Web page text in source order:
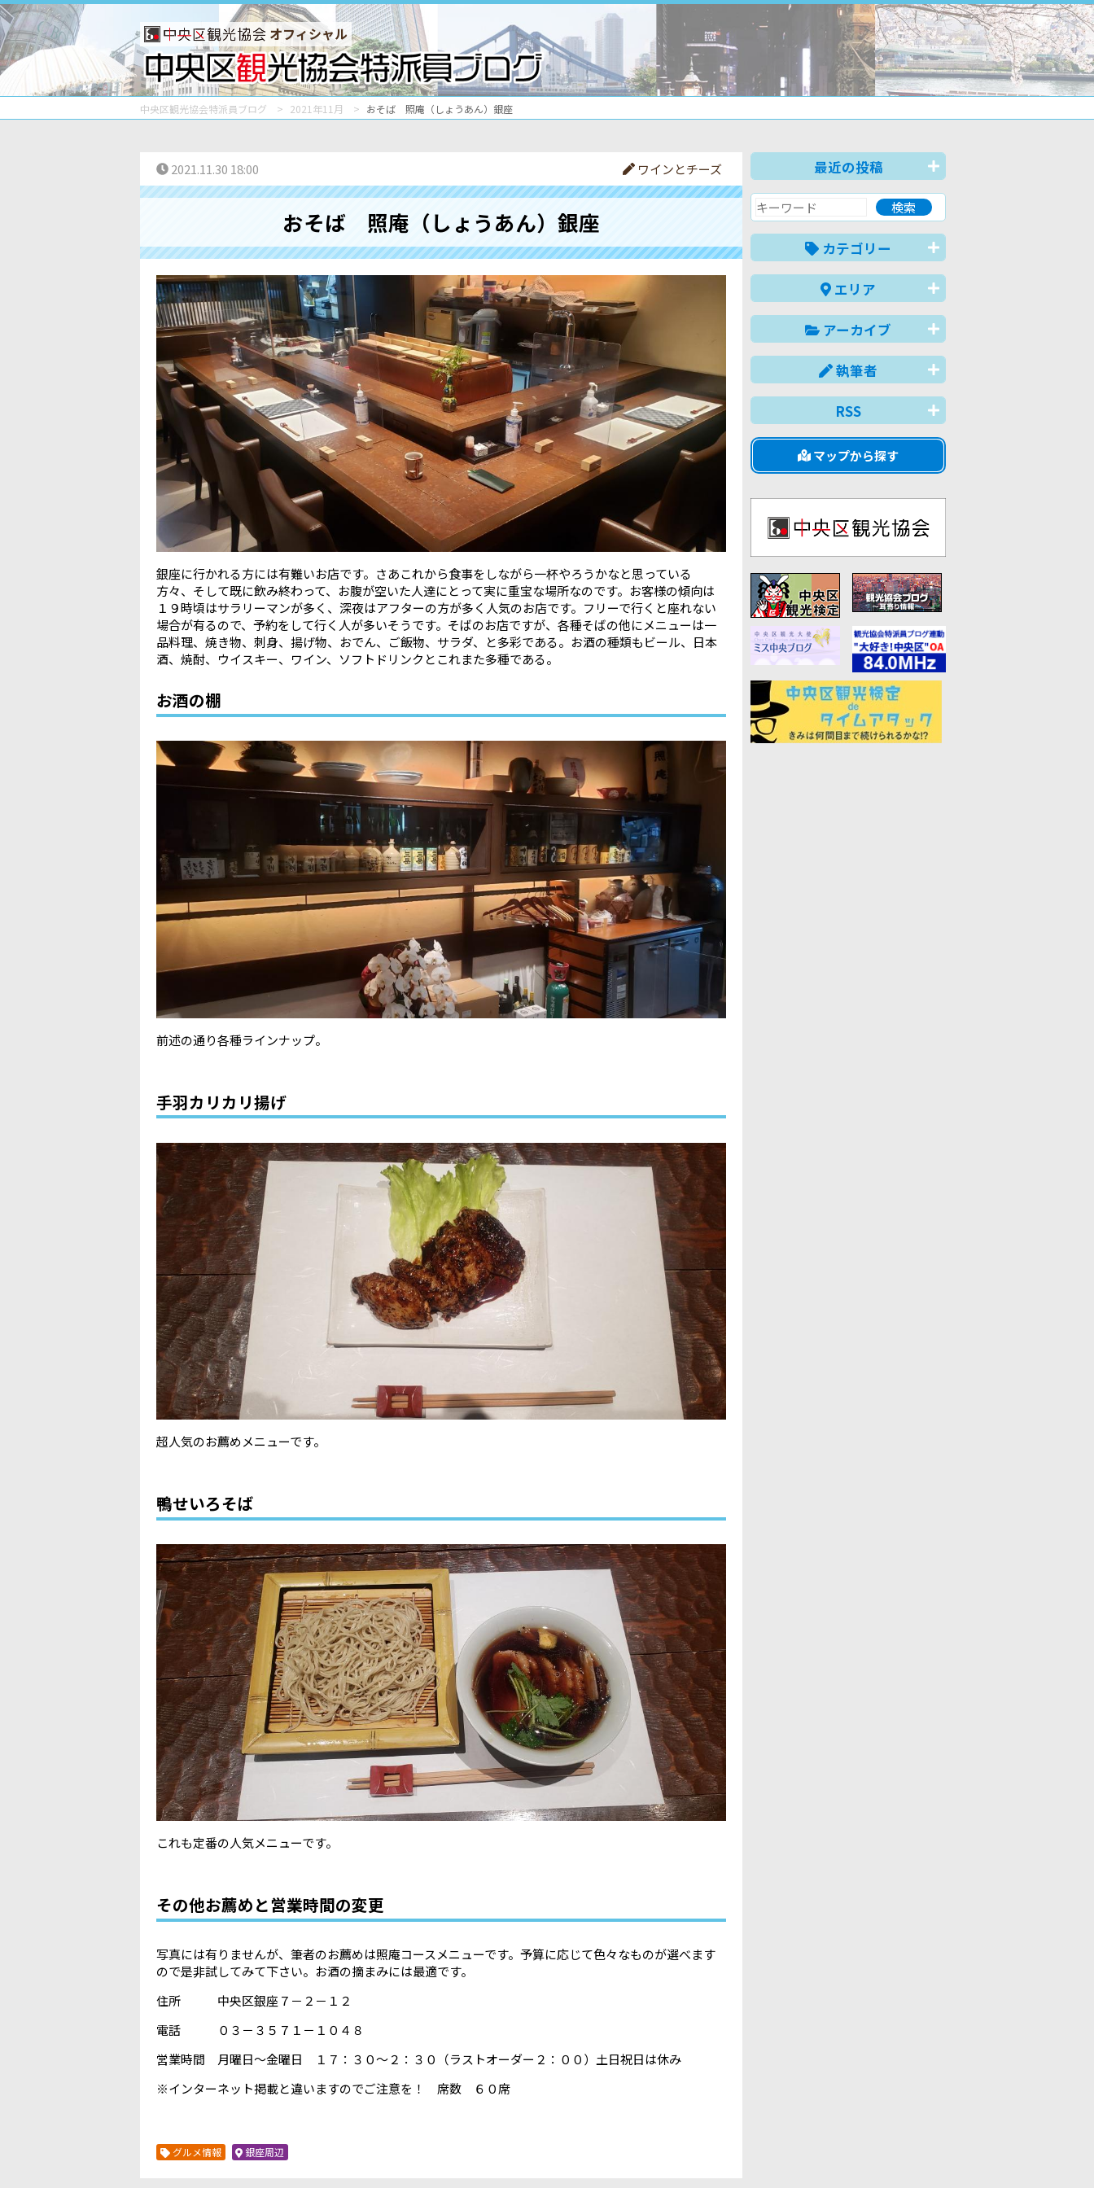
オフィシャル
中央区観光協会特派員ブログ 2021年11月 おそば 照庵（しょうあん）銀座
2021.11.30 18:00 ワインとチーズ
おそば 照庵（しょうあん）銀座
銀座に行かれる方には有難いお店です。さあこれから食事をしながら一杯やろうかなと思っている
方々、そして既に飲み終わって、お腹が空いた人達にとって実に重宝な場所なのです。お客様の傾向は
１９時頃はサラリーマンが多く、深夜はアフターの方が多く人気のお店です。フリーで行くと座れない
場合が有るので、予約をして行く人が多いそうです。そばのお店ですが、各種そばの他にメニューは一
品料理、焼き物、刺身、揚げ物、おでん、ご飯物、サラダ、と多彩である。お酒の種類もビール、日本
酒、焼酎、ウイスキー、ワイン、ソフトドリンクとこれまた多種である。
お酒の棚
前述の通り各種ラインナップ。
手羽カリカリ揚げ
超人気のお薦めメニューです。
鴨せいろそば
これも定番の人気メニューです。
その他お薦めと営業時間の変更
写真には有りませんが、筆者のお薦めは照庵コースメニューです。予算に応じて色々なものが選べます
ので是非試してみて下さい。お酒の摘まみには最適です。
住所 中央区銀座７－２－１２
電話 ０３－３５７１－１０４８
営業時間 月曜日～金曜日 １７：３０～２：３０（ラストオーダー２：００）土日祝日は休み
※インターネット掲載と違いますのでご注意を！ 席数 ６０席
グルメ情報 銀座周辺
最近の投稿
カテゴリー
エリア
アーカイブ
執筆者
RSS
マップから探す